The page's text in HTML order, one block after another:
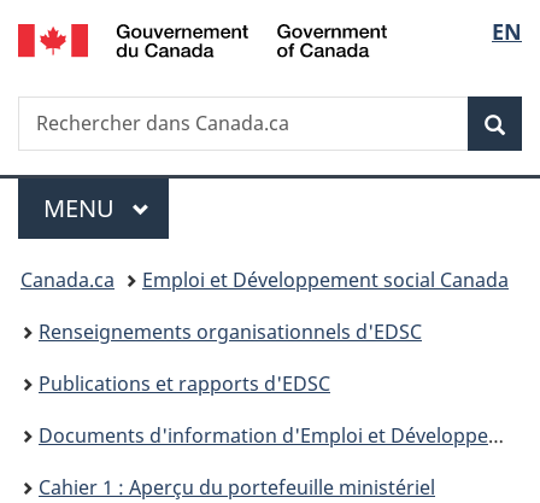
Passer
au
des
Passer
au
principal
Passer
à
Au
du
Passer
à
version
simplifiée
de
la
EN
Recherche
Rechercher
dans
Menu
MENU PRINCIPAL
Vous
êtes
ici :
Canada.ca
Emploi et Développement social Canada
Renseignements organisationnels d'EDSC
Publications et rapports d'EDSC
Documents d'information d'Emploi et Développement social Canada à l'intention des ministres – 2019
Cahier 1 : Aperçu du portefeuille ministériel